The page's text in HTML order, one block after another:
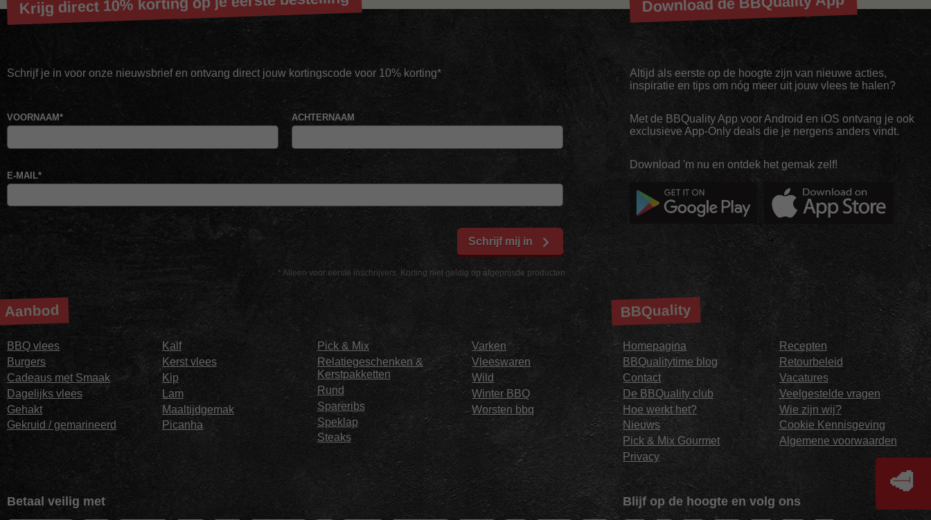
Schrijf je in voor onze nieuwsbrief en ontvang direct jouw kortingscode voor 10% korting*
* Alleen voor eerste inschrijvers. Korting niet geldig op afgeprijsde producten
VOORNAAM* ACHTERNAAM
E-MAIL*
Schrijf mij in
Altijd als eerste op de hoogte zijn van nieuwe acties,
inspiratie en tips om nóg meer uit jouw vlees te halen?
Met de BBQuality App voor Android en iOS ontvang je ook
exclusieve App-Only deals die je nergens anders vindt.
Download 'm nu en ontdek het gemak zelf!
Aanbod
BBQ vlees
Burgers
Cadeaus met Smaak
Dagelijks vlees
Gehakt
Gekruid / gemarineerd
Kalf
Kerst vlees
Kip
Lam
Maaltijdgemak
Picanha
Pick & Mix
Relatiegeschenken &
Kerstpakketten
Rund
Spareribs
Speklap
Steaks
Varken
Vleeswaren
Wild
Winter BBQ
Worsten bbq
BBQuality
Homepagina
BBQualitytime blog
Contact
De BBQuality club
Hoe werkt het?
Nieuws
Pick & Mix Gourmet
Privacy
Recepten
Retourbeleid
Vacatures
Veelgestelde vragen
Wie zijn wij?
Cookie Kennisgeving
Algemene voorwaarden
Betaal veilig met Blijf op de hoogte en volg ons
🥩